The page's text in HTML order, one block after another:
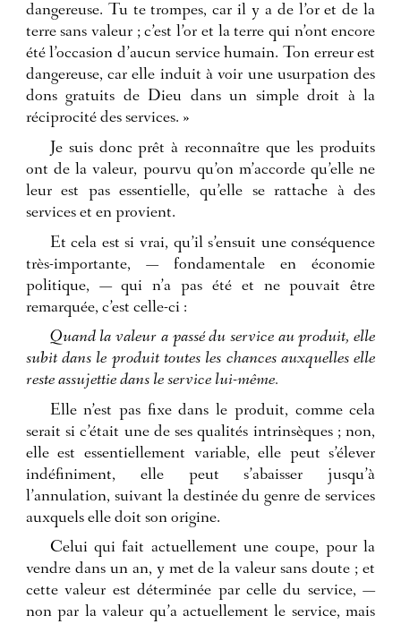
dangereuse. Tu te trompes, car il y a de l’or et de la
terre sans valeur ; c’est l’or et la terre qui n’ont encore
été l’occasion d’aucun service humain. Ton erreur est
dangereuse, car elle induit à voir une usurpation des
dons gratuits de Dieu dans un simple droit à la
réciprocité des services. »
Je suis donc prêt à reconnaître que les produits
ont de la valeur, pourvu qu’on m’accorde qu’elle ne
leur est pas essentielle, qu’elle se rattache à des
services et en provient.
Et cela est si vrai, qu’il s’ensuit une conséquence
très-importante, — fondamentale en économie
politique, — qui n’a pas été et ne pouvait être
remarquée, c’est celle-ci :
Quand la valeur a passé du service au produit, elle
subit dans le produit toutes les chances auxquelles elle
reste assujettie dans le service lui-même.
Elle n’est pas fixe dans le produit, comme cela
serait si c’était une de ses qualités intrinsèques ; non,
elle est essentiellement variable, elle peut s’élever
indéfiniment, elle peut s’abaisser jusqu’à
l’annulation, suivant la destinée du genre de services
auxquels elle doit son origine.
Celui qui fait actuellement une coupe, pour la
vendre dans un an, y met de la valeur sans doute ; et
cette valeur est déterminée par celle du service, —
non par la valeur qu’a actuellement le service, mais